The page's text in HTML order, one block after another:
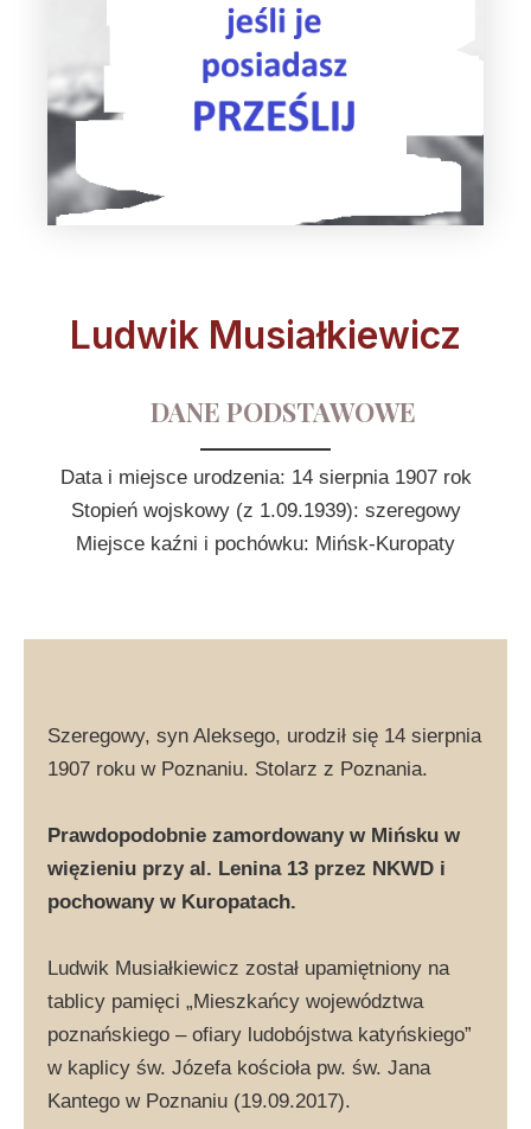
Ludwik Musiałkiewicz
DANE PODSTAWOWE
Data i miejsce urodzenia: 14 sierpnia 1907 rok
Stopień wojskowy (z 1.09.1939): szeregowy
Miejsce kaźni i pochówku: Mińsk-Kuropaty
Szeregowy, syn Aleksego, urodził się 14 sierpnia
1907 roku w Poznaniu. Stolarz z Poznania.
Prawdopodobnie zamordowany w Mińsku w
więzieniu przy al. Lenina 13 przez NKWD i
pochowany w Kuropatach.
Ludwik Musiałkiewicz został upamiętniony na
tablicy pamięci „Mieszkańcy województwa
poznańskiego – ofiary ludobójstwa katyńskiego”
w kaplicy św. Józefa kościoła pw. św. Jana
Kantego w Poznaniu (19.09.2017).